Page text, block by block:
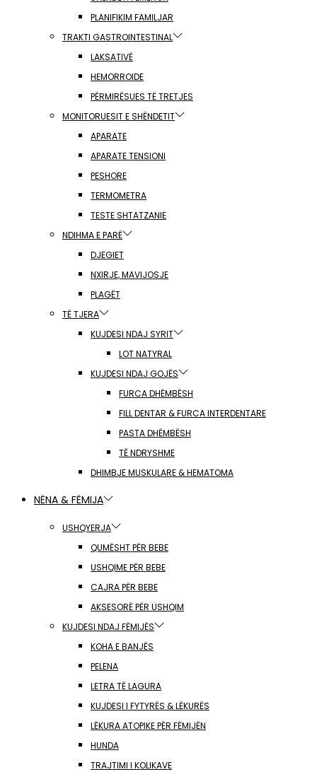
PLANIFIKIM FAMILJAR
TRAKTI GASTROINTESTINAL
LAKSATIVË
HEMORROIDE
PËRMIRËSUES TË TRETJES
MONITORUESIT E SHËNDETIT
APARATE
APARATE TENSIONI
PESHORE
TERMOMETRA
TESTE SHTATZANIE
NDIHMA E PARË
DJEGIET
NXIRJE, MAVIJOSJE
PLAGËT
TË TJERA
KUJDESI NDAJ SYRIT
LOT NATYRAL
KUJDESI NDAJ GOJËS
FURCA DHËMBËSH
FILL DENTAR & FURCA INTERDENTARE
PASTA DHËMBËSH
TË NDRYSHME
DHIMBJE MUSKULARE & HEMATOMA
NËNA & FËMIJA
USHQYERJA
QUMËSHT PËR BEBE
USHQIME PËR BEBE
CAJRA PËR BEBE
AKSESORË PËR USHQIM
KUJDESI NDAJ FËMIJËS
KOHA E BANJËS
PELENA
LETRA TË LAGURA
KUJDESI I FYTYRËS & LËKURËS
LËKURA ATOPIKE PËR FËMIJËN
HUNDA
TRAJTIMI I KOLIKAVE